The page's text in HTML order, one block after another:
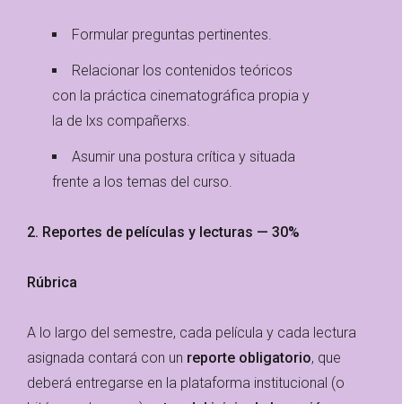
Formular preguntas pertinentes.
Relacionar los contenidos teóricos
con la práctica cinematográfica propia y
la de lxs compañerxs.
Asumir una postura crítica y situada
frente a los temas del curso.
2. Reportes de películas y lecturas — 30%
Rúbrica
A lo largo del semestre, cada película y cada lectura
asignada contará con un reporte obligatorio, que
deberá entregarse en la plataforma institucional (o